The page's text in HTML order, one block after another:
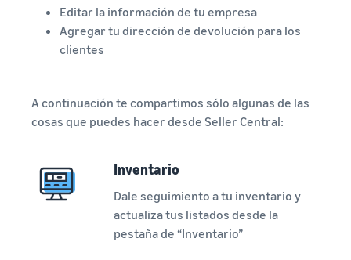
Editar la información de tu empresa
Agregar tu dirección de devolución para los
clientes
A continuación te compartimos sólo algunas de las
cosas que puedes hacer desde Seller Central:
Inventario
Dale seguimiento a tu inventario y
actualiza tus listados desde la
pestaña de “Inventario”